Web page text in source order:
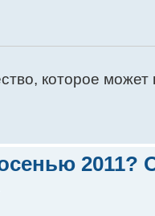
которое
2011?